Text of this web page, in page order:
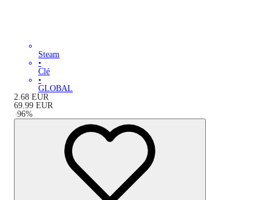
Steam
•
Clé
•
GLOBAL
2.68 EUR
69.99 EUR
-96%